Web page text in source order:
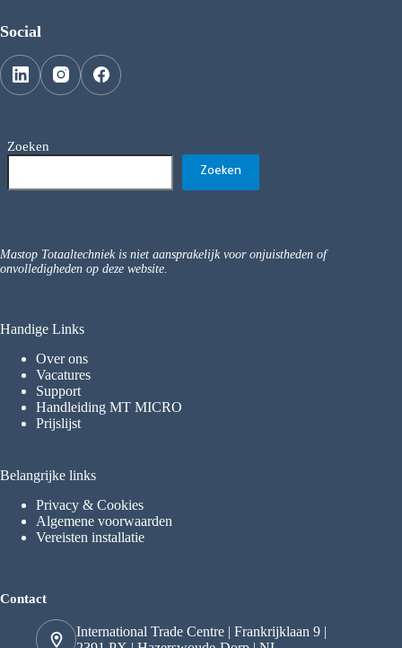
Social
Zoeken
Zoeken
Mastop Totaaltechniek is niet aansprakelijk voor onjuistheden of
onvolledigheden op deze website.
Handige Links
Over ons
Vacatures
Support
Handleiding MT MICRO
Prijslijst
Belangrijke links
Privacy & Cookies
Algemene voorwaarden
Vereisten installatie
Contact
International Trade Centre | Frankrijklaan 9 |